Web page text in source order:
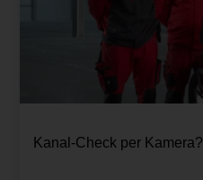
Kanal-Check per Kamera?